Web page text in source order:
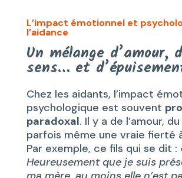
L’impact émotionnel et
l’aidance
Un mélange d’amour,
sens… et
Chez les aidants, l’impact
psychologique est souvent
paradoxal. Il y a de l’amour,
parfois même une vraie fierté
Par exemple, ce fils qui se dit :
Heureusement que je suis